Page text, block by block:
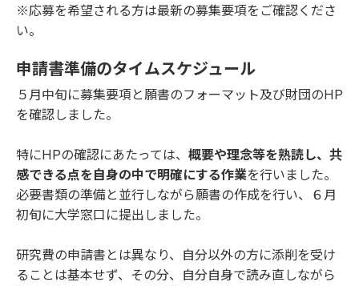
※応募を希望される方は最新の募集要項をご確認くださ
い。
申請書準備のタイムスケジュール
５月中旬に募集要項と願書のフォーマット及び財団のHP
を確認しました。
特にHPの確認にあたっては、 概要や理念等を熟読し、共
感できる点を自身の中で明確にする作業を行いました。
必要書類の準備と並行しながら願書の作成を行い、６月
初旬に大学窓口に提出しました。
研究費の申請書とは異なり、自分以外の方に添削を受け
ることは基本せず、その分、自分自身で読み直しながら